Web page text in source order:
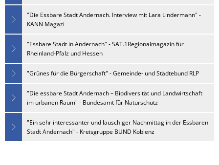
"Die Essbare Stadt Andernach. Interview mit Lara Lindermann" -
KANN Magazi
"Essbare Stadt in Andernach" - SAT.1Regionalmagazin für
Rheinland-Pfalz und Hessen
"Grünes für die Bürgerschaft" - Gemeinde- und Städtebund RLP
"Die essbare Stadt Andernach – Biodiversität und Landwirtschaft
im urbanen Raum" - Bundesamt für Naturschutz
"Ein sehr interessanter und lauschiger Nachmittag in der Essbaren
Stadt Andernach" - Kreisgruppe BUND Koblenz